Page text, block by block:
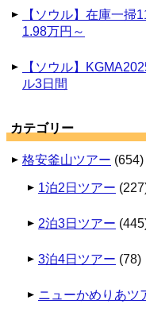
【ソウル】在庫一掃
1.98万円～
【ソウル】
ル3日間
カテゴリー
格安釜山ツアー (654)
1泊2日ツアー
2泊3日ツアー
3泊4日ツアー (78)
ニューかめりあツ